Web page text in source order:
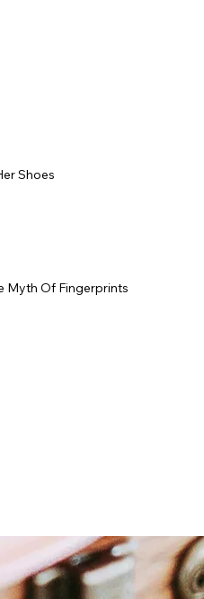
Shoes
Myth Of Fingerprints